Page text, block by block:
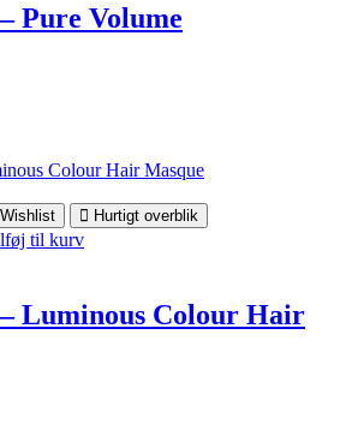
Pure Volume
Hurtigt overblik
til kurv
Luminous Colour Hair